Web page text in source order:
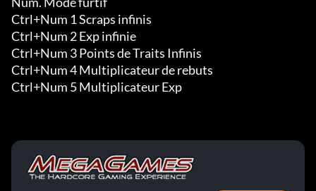
Ctrl+Num 1 Scraps infinis
Ctrl+Num 2 Exp infinie
Ctrl+Num 3 Points de Traits Infinis
Ctrl+Num 4 Multiplicateur de rebuts
Ctrl+Num 5 Multiplicateur Exp